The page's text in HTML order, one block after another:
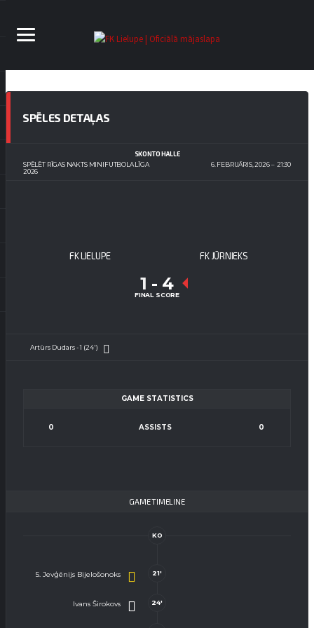
SPĒLES DETAĻAS
SPĒLĒT RĪGAS NAKTS MINIFUTBOLA LĪGA
2026
SKONTO HALLE
6. FEBRUĀRIS, 2026
21:30
FK LIELUPE FK JŪRNIEKS
1 - 4
FINAL SCORE
Artūrs Dudars - 1 (24')
GAME STATISTICS
0 ASSISTS 0
GAME TIMELINE
KO
5. Jevģēnijs Bijelošonoks 21'
Ivans Širokovs 24'